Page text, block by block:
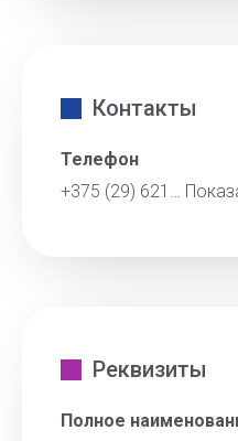
Контакты
Телефон
+375 (29) 621…
Реквизиты
Полное